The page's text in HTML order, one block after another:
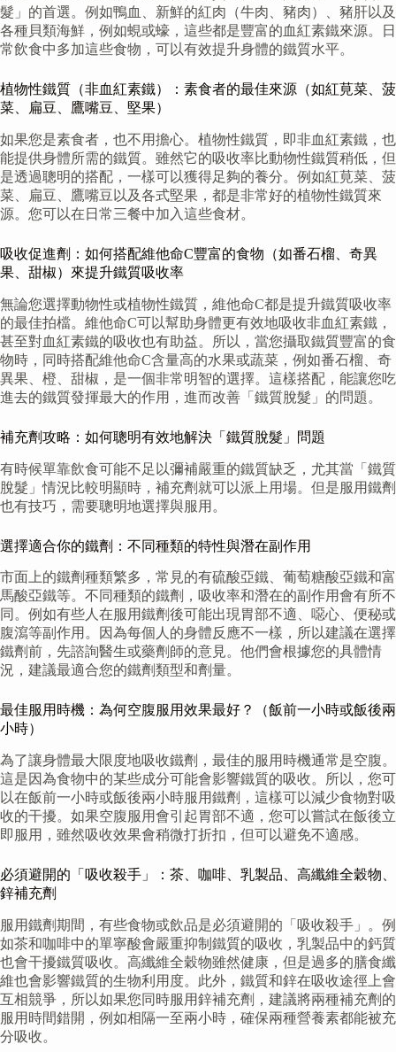
髮」的首選。例如鴨血、新鮮的紅肉（牛肉、豬肉）、豬肝以及
各種貝類海鮮，例如蜆或蠔，這些都是豐富的血紅素鐵來源。日
常飲食中多加這些食物，可以有效提升身體的鐵質水平。
植物性鐵質（非血紅素鐵）：素食者的最佳來源（如紅莧菜、菠
菜、扁豆、鷹嘴豆、堅果）
如果您是素食者，也不用擔心。植物性鐵質，即非血紅素鐵，也
能提供身體所需的鐵質。雖然它的吸收率比動物性鐵質稍低，但
是透過聰明的搭配，一樣可以獲得足夠的養分。例如紅莧菜、菠
菜、扁豆、鷹嘴豆以及各式堅果，都是非常好的植物性鐵質來
源。您可以在日常三餐中加入這些食材。
吸收促進劑：如何搭配維他命C豐富的食物（如番石榴、奇異
果、甜椒）來提升鐵質吸收率
無論您選擇動物性或植物性鐵質，維他命C都是提升鐵質吸收率
的最佳拍檔。維他命C可以幫助身體更有效地吸收非血紅素鐵，
甚至對血紅素鐵的吸收也有助益。所以，當您攝取鐵質豐富的食
物時，同時搭配維他命C含量高的水果或蔬菜，例如番石榴、奇
異果、橙、甜椒，是一個非常明智的選擇。這樣搭配，能讓您吃
進去的鐵質發揮最大的作用，進而改善「鐵質脫髮」的問題。
補充劑攻略：如何聰明有效地解決「鐵質脫髮」問題
有時候單靠飲食可能不足以彌補嚴重的鐵質缺乏，尤其當「鐵質
脫髮」情況比較明顯時，補充劑就可以派上用場。但是服用鐵劑
也有技巧，需要聰明地選擇與服用。
選擇適合你的鐵劑：不同種類的特性與潛在副作用
市面上的鐵劑種類繁多，常見的有硫酸亞鐵、葡萄糖酸亞鐵和富
馬酸亞鐵等。不同種類的鐵劑，吸收率和潛在的副作用會有所不
同。例如有些人在服用鐵劑後可能出現胃部不適、噁心、便秘或
腹瀉等副作用。因為每個人的身體反應不一樣，所以建議在選擇
鐵劑前，先諮詢醫生或藥劑師的意見。他們會根據您的具體情
況，建議最適合您的鐵劑類型和劑量。
最佳服用時機：為何空腹服用效果最好？（飯前一小時或飯後兩
小時）
為了讓身體最大限度地吸收鐵劑，最佳的服用時機通常是空腹。
這是因為食物中的某些成分可能會影響鐵質的吸收。所以，您可
以在飯前一小時或飯後兩小時服用鐵劑，這樣可以減少食物對吸
收的干擾。如果空腹服用會引起胃部不適，您可以嘗試在飯後立
即服用，雖然吸收效果會稍微打折扣，但可以避免不適感。
必須避開的「吸收殺手」：茶、咖啡、乳製品、高纖維全穀物、
鋅補充劑
服用鐵劑期間，有些食物或飲品是必須避開的「吸收殺手」。例
如茶和咖啡中的單寧酸會嚴重抑制鐵質的吸收，乳製品中的鈣質
也會干擾鐵質吸收。高纖維全穀物雖然健康，但是過多的膳食纖
維也會影響鐵質的生物利用度。此外，鐵質和鋅在吸收途徑上會
互相競爭，所以如果您同時服用鋅補充劑，建議將兩種補充劑的
服用時間錯開，例如相隔一至兩小時，確保兩種營養素都能被充
分吸收。